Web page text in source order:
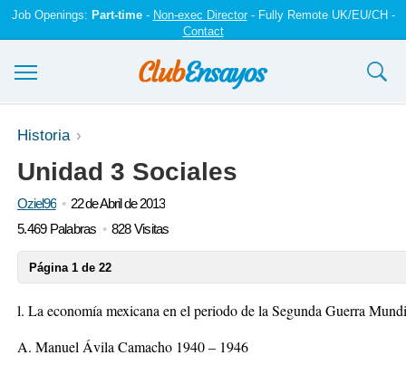
Job Openings: Part-time- Non-exec Director- Fully Remote UK/EU/CH -
Contact
Ensayos y trabajos
Registrarse
Iniciar sesión
Historia
Unidad 3 Sociales
Oziel96
22 de Abril de 2013
5.469 Palabras
828 Visitas
Página 1 de 22
l. La economía mexicana en el periodo de la Segunda Guerra
A. Manuel Ávila Camacho 1940 – 1946